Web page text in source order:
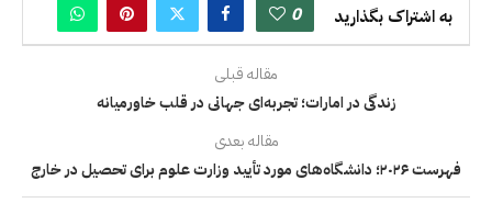
به اشتراک بگذارید 0
مقاله قبلی
زندگی در امارات؛ تجربه‌ای جهانی در قلب خاورمیانه
مقاله بعدی
فهرست ۲۰۲۶؛ دانشگاه‌های مورد تأیید وزارت علوم برای تحصیل در خارج